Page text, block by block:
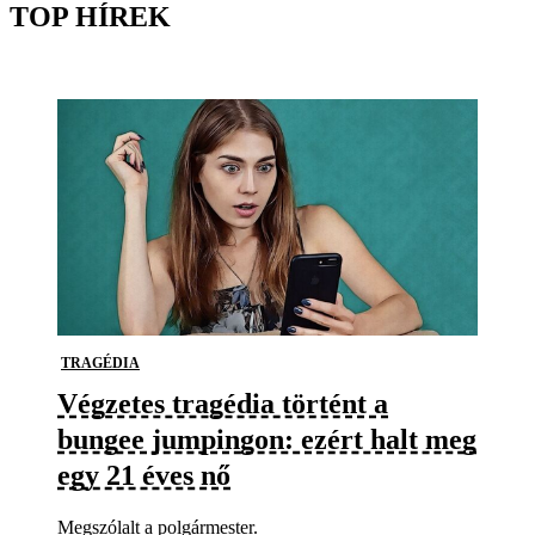
TOP HÍREK
TRAGÉDIA
Végzetes tragédia történt a
bungee jumpingon: ezért halt meg
egy 21 éves nő
Megszólalt a polgármester.